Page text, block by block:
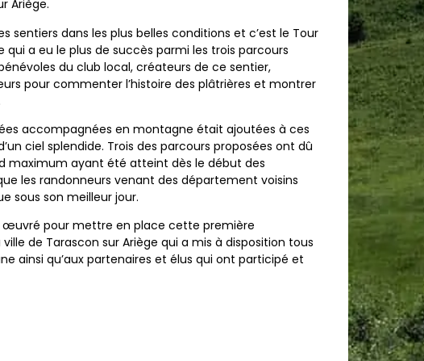
Ariège.
sentiers dans les plus belles conditions et c’est le Tour
a eu le plus de succès parmi les trois parcours
du club local, créateurs de ce sentier,
pour commenter l’histoire des plâtrières et montrer
accompagnées en montagne était ajoutées à ces
ciel splendide. Trois des parcours proposées ont dû
maximum ayant été atteint dès le début des
les randonneurs venant des département voisins
sous son meilleur jour.
œuvré pour mettre en place cette première
de Tarascon sur Ariège qui a mis à disposition tous
ainsi qu’aux partenaires et élus qui ont participé et